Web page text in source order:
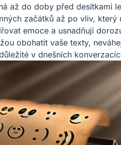
až do doby před desítkami
začátků až po vliv, který
emoce a usnadňují
obohatit vaše texty,
v dnešních